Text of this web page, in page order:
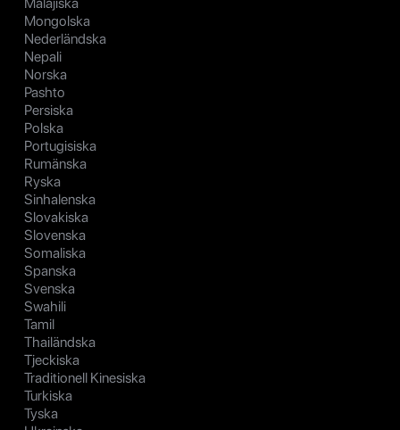
Mongolska
Nederländska
Nepali
Norska
Pashto
Persiska
Polska
Portugisiska
Rumänska
Ryska
Sinhalenska
Slovakiska
Slovenska
Somaliska
Spanska
Svenska
Swahili
Tamil
Thailändska
Tjeckiska
Traditionell Kinesiska
Turkiska
Tyska